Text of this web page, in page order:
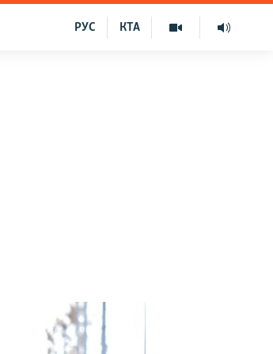
КТА
РУС